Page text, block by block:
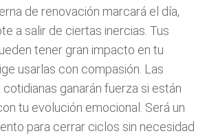
de renovación marcará el día,
a salir de ciertas inercias. Tus
tener gran impacto en tu
usarlas con compasión. Las
ganarán fuerza si están
tu evolución emocional. Será un
para cerrar ciclos sin necesidad